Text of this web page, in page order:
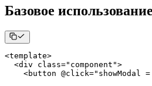
Базовое использование
<template>
<div class="component">
<button @click="showModal